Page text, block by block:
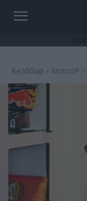
Kezdőlap MotoGP